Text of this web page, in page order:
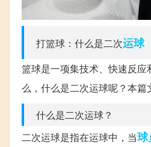
打篮球：什么是二次运球
篮球是一项集技术、快速反
么，什么是二次运球呢？本篇
什么是二次运球？
二次运球是指在运球中，当球